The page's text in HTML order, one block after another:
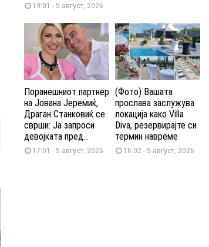
19:01 - 5 август, 2026
Поранешниот партнер
на Јована Јеремиќ,
Драган Станковиќ се
сврши: Ја запроси
девојката пред...
17:01 - 5 август, 2026
(Фото) Вашата
прослава заслужува
локација како Villa
Diva, резервирајте си
термин навреме
16:02 - 5 август, 2026